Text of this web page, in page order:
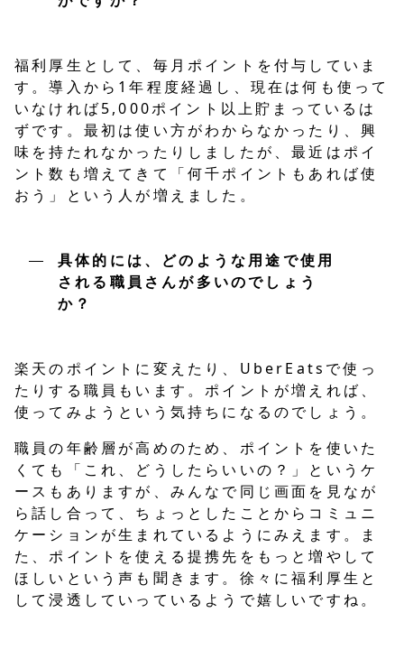
福利厚生として、毎月ポイントを付与していま
す。導入から1年程度経過し、現在は何も使って
いなければ5,000ポイント以上貯まっているは
ずです。最初は使い方がわからなかったり、興
味を持たれなかったりしましたが、最近はポイ
ント数も増えてきて「何千ポイントもあれば使
おう」という人が増えました。
具体的には、どのような用途で使用
される職員さんが多いのでしょう
か？
楽天のポイントに変えたり、UberEatsで使っ
たりする職員もいます。ポイントが増えれば、
使ってみようという気持ちになるのでしょう。
職員の年齢層が高めのため、ポイントを使いた
くても「これ、どうしたらいいの？」というケ
ースもありますが、みんなで同じ画面を見なが
ら話し合って、ちょっとしたことからコミュニ
ケーションが生まれているようにみえます。ま
た、ポイントを使える提携先をもっと増やして
ほしいという声も聞きます。徐々に福利厚生と
して浸透していっているようで嬉しいですね。